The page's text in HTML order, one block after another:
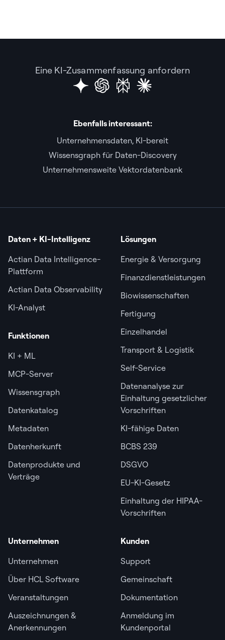
Eine KI-Zusammenfassung anfordern
Ebenfalls interessant:
Unternehmensdaten, KI-bereit
Wissensgraph für Daten-Discovery
Unternehmensweite Vektordatenbank
Daten + KI-Intelligenz
Actian Data Intelligence-
Plattform
Actian Data Observability
KI-Analyst
Funktionen
KI + ML
MCP-Server
Wissensgraph
Datenkatalog
Metadaten
Datenherkunft
Datenprodukte und
Verträge
Lösungen
Energie & Versorgung
Finanzdienstleistungen
Biowissenschaften
Fertigung
Einzelhandel
Transport & Logistik
Self-Service
Datenanalyse zur
Einhaltung gesetzlicher
Vorschriften
KI-fähige Daten
BCBS 239
DSGVO
EU-KI-Gesetz
Einhaltung der HIPAA-
Vorschriften
Unternehmen
Unternehmen
Über HCL Software
Veranstaltungen
Auszeichnungen &
Anerkennungen
Kunden
Support
Gemeinschaft
Dokumentation
Anmeldung im
Kundenportal